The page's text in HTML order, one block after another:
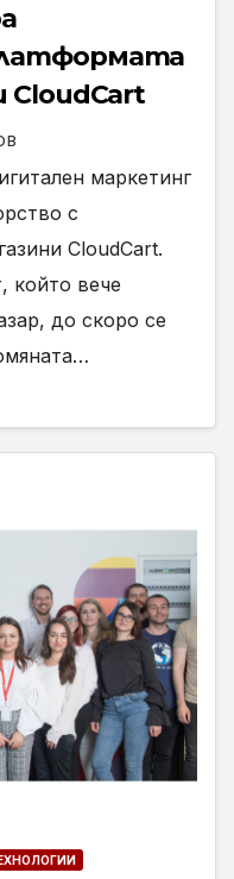
CloudCart
маркетинг
с
CloudCart.
който вече
до скоро се